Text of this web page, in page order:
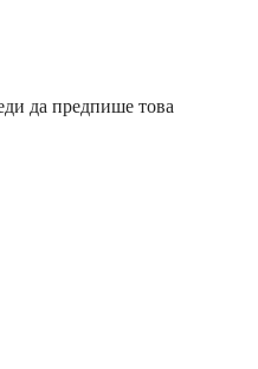
да предпише това